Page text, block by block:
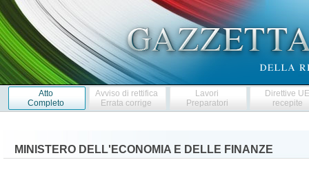
Atto
Completo
Avviso di rettifica
Errata corrige
Lavori
Preparatori
Direttive
recepite
MINISTERO DELL'ECONOMIA E DELLE FINANZE